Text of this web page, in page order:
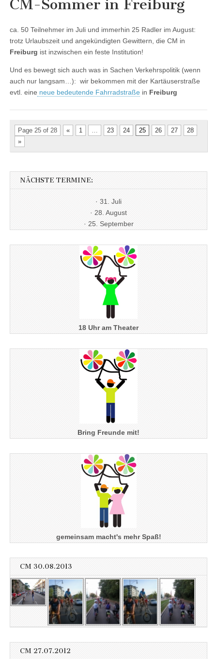
CM-Sommer in Freiburg
ca. 50 Teilnehmer im Juli und immerhin 25 Radler im August:
trotz Urlaubszeit und angekündigten Gewittern, die CM in
Freiburg ist inzwischen ein feste Institution!
Und es bewegt sich auch was in Sachen Verkehrspolitik (wenn
auch nur langsam…): wir bekommen mit der Kartäuserstraße
evtl. eine neue bedeutende Fahrradstraße in Freiburg
Page 25 of 28 « 1 … 23 24 25 26 27
28
»
NÄCHSTE TERMINE:
· 31. Juli
· 28. August
· 25. September
18 Uhr am Theater
Bring Freunde mit!
gemeinsam macht's mehr Spaß!
CM 30.08.2013
CM 27.07.2012